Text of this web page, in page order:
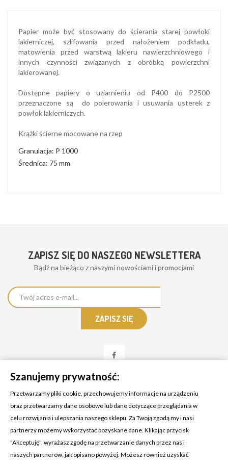
Papier może być stosowany do ścierania starej powłoki
lakierniczej, szlifowania przed nałożeniem podkładu,
matowienia przed warstwą lakieru nawierzchniowego i
innych czynności związanych z obróbką powierzchni
lakierowanej.
Dostępne papiery o uziarnieniu od P400 do P2500
przeznaczone są do polerowania i usuwania usterek z
powłok lakierniczych.
Krążki ścierne mocowane na rzep
Granulacja: P 1000
Średnica: 75 mm
ZAPISZ SIĘ DO NASZEGO NEWSLETTERA
Bądż na bieżąco z naszymi nowościami i promocjami
KONTAKT Z NAMI
Adres:
Cosmetic4car
Budzisz 73A
Szanujemy prywatność:
Przetwarzamy pliki cookie, przechowujemy informacje na urządzeniu
oraz przetwarzamy dane osobowe lub dane dotyczące przeglądania w
celu rozwijania i ulepszania naszego sklepu. Za Twoją zgodą my i nasi
partnerzy możemy wykorzystać pozyskane dane. Klikając przycisk
"Akceptuję", wyrażasz zgodę na przetwarzanie danych przez nas i
naszych partnerów, jak opisano powyżej. Możesz również uzyskać